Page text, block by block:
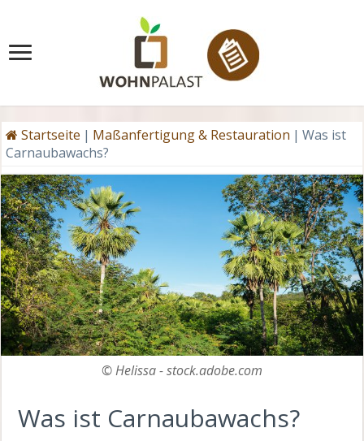
Startseite | Maßanfertigung & Restauration | Was ist
Carnaubawachs?
© Helissa - stock.adobe.com
Was ist Carnaubawachs?